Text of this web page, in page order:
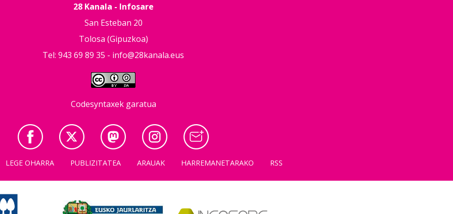
28 Kanala - Infosare
San Esteban 20
Tolosa (Gipuzkoa)
Tel: 943 69 89 35 - info@28kanala.eus
Codesyntaxek garatua
LEGE OHARRA PUBLIZITATEA ARAUAK HARREMANETARAKO RSS